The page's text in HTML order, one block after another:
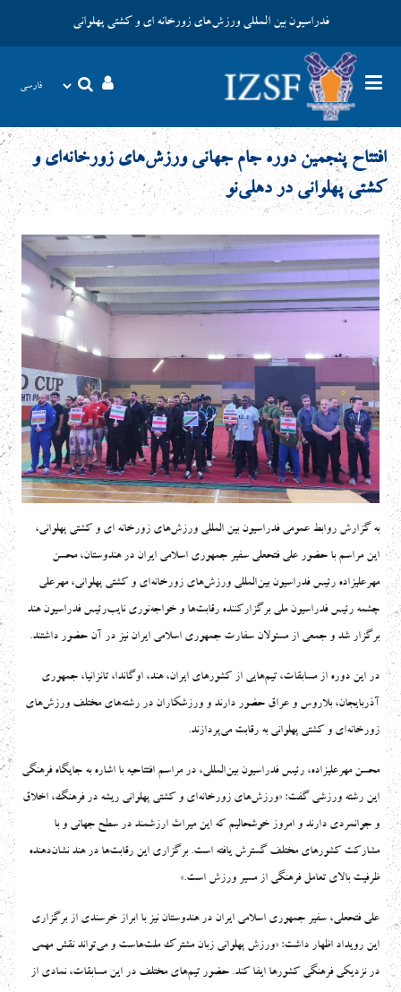
فدراسیون بین المللی ورزش‌های زورخانه ای و کشتی پهلوانی
افتتاح پنجمین دوره جام جهانی ورزش‌های زورخانه‌ای و
کشتی پهلوانی در دهلی‌نو
به گزارش روابط عمومی فدراسیون بین المللی ورزش‌های زورخانه ای و کشتی پهلوانی،
این مراسم با حضور علی فتحعلی سفیر جمهوری اسلامی ایران در هندوستان، محسن
مهرعلیزاده رئیس فدراسیون بین‌المللی ورزش‌های زورخانه‌ای و کشتی پهلوانی، مهرعلی
چشمه رئیس فدراسیون ملی برگزارکننده رقابت‌ها و خواجه‌نوری نایب‌رئیس فدراسیون هند
برگزار شد و جمعی از مسئولان سفارت جمهوری اسلامی ایران نیز در آن حضور داشتند.
در این دوره از مسابقات، تیم‌هایی از کشورهای ایران، هند، اوگاندا، تانزانیا، جمهوری
آذربایجان، بلاروس و عراق حضور دارند و ورزشکاران در رشته‌های مختلف ورزش‌های
زورخانه‌ای و کشتی پهلوانی به رقابت می‌پردازند.
محسن مهرعلیزاده، رئیس فدراسیون بین‌المللی، در مراسم افتتاحیه با اشاره به جایگاه فرهنگی
این رشته ورزشی گفت: «ورزش‌های زورخانه‌ای و کشتی پهلوانی ریشه در فرهنگ، اخلاق
و جوانمردی دارند و امروز خوشحالیم که این میراث ارزشمند در سطح جهانی و با
مشارکت کشورهای مختلف گسترش یافته است. برگزاری این رقابت‌ها در هند نشان‌دهنده
ظرفیت بالای تعامل فرهنگی از مسیر ورزش است.»
علی فتحعلی، سفیر جمهوری اسلامی ایران در هندوستان نیز با ابراز خرسندی از برگزاری
این رویداد اظهار داشت: «ورزش پهلوانی زبان مشترک ملت‌هاست و می‌تواند نقش مهمی
در نزدیکی فرهنگی کشورها ایفا کند. حضور تیم‌های مختلف در این مسابقات، نمادی از